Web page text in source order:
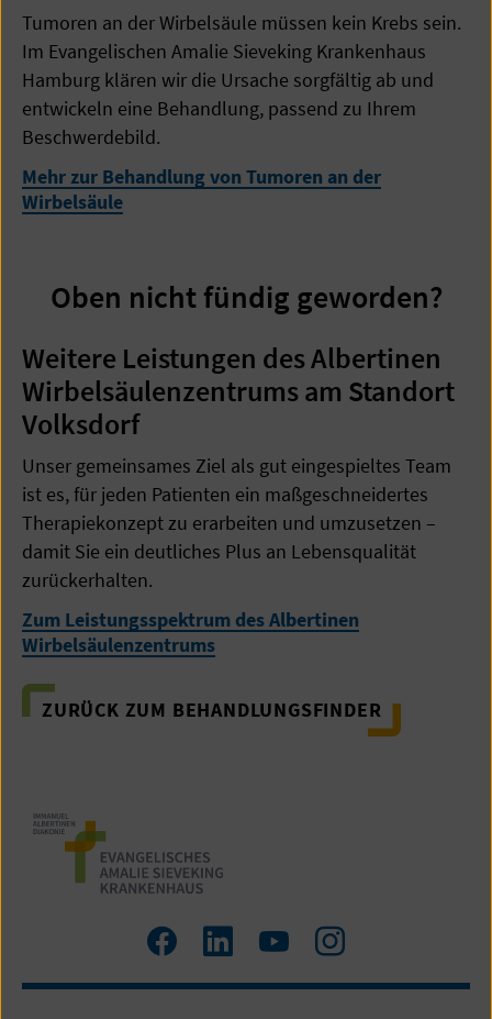
Tumoren an der Wirbelsäule müssen kein Krebs sein.
Im Evangelischen Amalie Sieveking Krankenhaus
Hamburg klären wir die Ursache sorgfältig ab und
entwickeln eine Behandlung, passend zu Ihrem
Beschwerdebild.
Mehr zur Behandlung von Tumoren an der
Wirbelsäule
Oben nicht fündig geworden?
Weitere Leistungen des Albertinen
Wirbelsäulenzentrums am Standort
Volksdorf
Unser gemeinsames Ziel als gut eingespieltes Team
ist es, für jeden Patienten ein maßgeschneidertes
Therapiekonzept zu erarbeiten und umzusetzen –
damit Sie ein deutliches Plus an Lebensqualität
zurückerhalten.
Zum Leistungsspektrum des Albertinen
Wirbelsäulenzentrums
ZURÜCK ZUM BEHANDLUNGSFINDER
Zum
Facebook
Zum
LinkedIn
Zum
YouTube
Zum
Instagram